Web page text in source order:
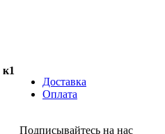
Доставка
Оплата
Подписывайтесь на нас